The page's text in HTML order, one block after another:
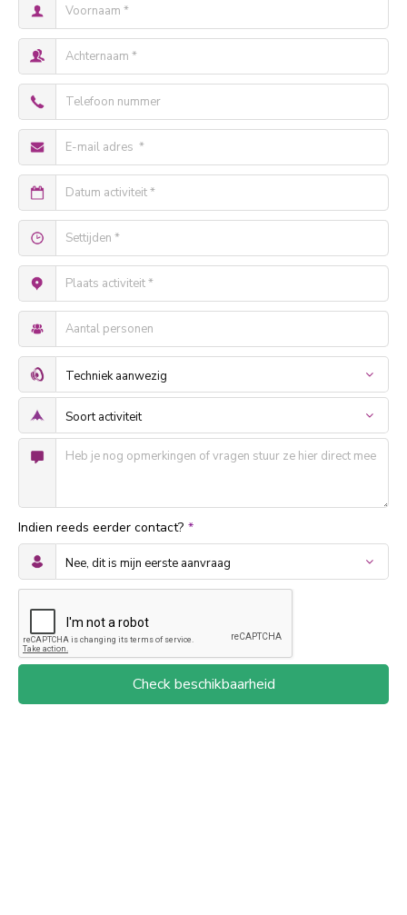
Indien reeds eerder contact? *
Check beschikbaarheid